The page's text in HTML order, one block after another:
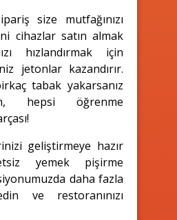
size mutfağınızı
cihazlar satın almak
hızlandırmak için
jetonlar kazandırır.
tabak yakarsanız
hepsi öğrenme
geliştirmeye hazır
yemek pişirme
daha fazla
ve restoranınızı